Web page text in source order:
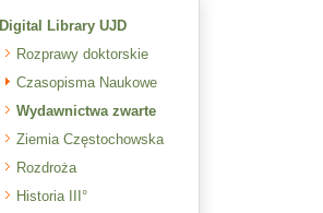
Digital Library UJD
Rozprawy doktorskie
Czasopisma Naukowe
Wydawnictwa zwarte
Ziemia Częstochowska
Rozdroża
Historia III°